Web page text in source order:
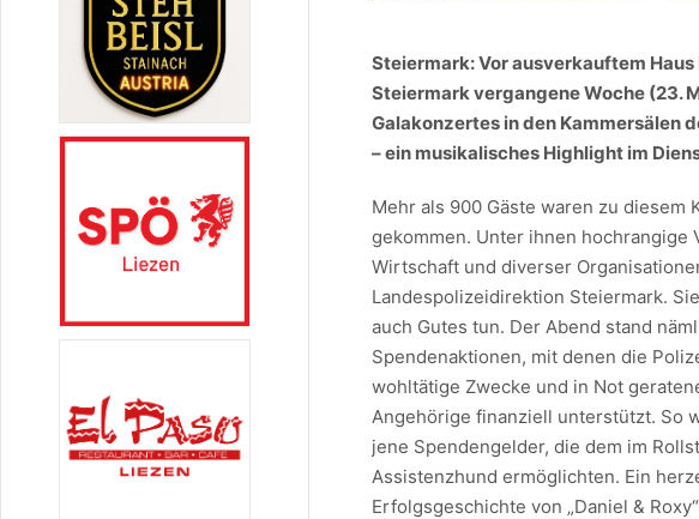
Steiermark: Vor ausverkauftem
Steiermark vergangene Woche (23.
Galakonzertes in den Kammersälen
– ein musikalisches Highlight im
Mehr als 900 Gäste waren zu diesem
gekommen. Unter ihnen hochrangige
Wirtschaft und diverser
Landespolizeidirektion Steiermark.
auch Gutes tun. Der Abend stand
Spendenaktionen, mit denen die
wohltätige Zwecke und in Not
Angehörige finanziell unterstützt. So
jene Spendengelder, die dem im
Assistenzhund ermöglichten. Ein
Erfolgsgeschichte von „Daniel &